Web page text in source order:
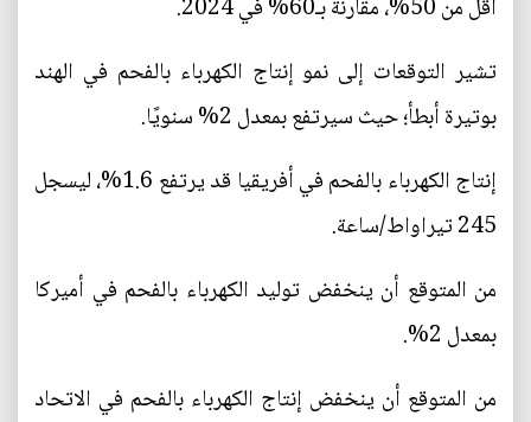
أقل من 50%، مقارنة بـ60% في 2024.
تشير التوقعات إلى نمو إنتاج الكهرباء بالفحم في الهند
بوتيرة أبطأ؛ حيث سيرتفع بمعدل 2% سنويًا.
إنتاج الكهرباء بالفحم في أفريقيا قد يرتفع 1.6%، ليسجل
245 تيراواط/ساعة.
من المتوقع أن ينخفض توليد الكهرباء بالفحم في أميركا
بمعدل 2%.
من المتوقع أن ينخفض إنتاج الكهرباء بالفحم في الاتحاد